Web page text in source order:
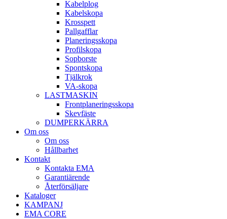
Kabel­plog
Kabel­skopa
Kros­spett
Pallgafflar
Planerings­skopa
Profil­skopa
Sop­borste
Spont­skopa
Tjäl­krok
VA­-skopa
LAST­MASKIN
Front­planerings­skopa
Skev­fäste
DUMPER­KÄRRA
Om oss
Om oss
Hållbarhet
Kontakt
Kontakta EMA
Garantiärende
Återförsäljare
Kataloger
KAMPANJ
EMA CORE